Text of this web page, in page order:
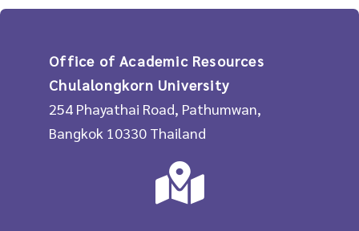
Office of Academic Resources
Chulalongkorn University
254 Phayathai Road, Pathumwan,
Bangkok 10330 Thailand